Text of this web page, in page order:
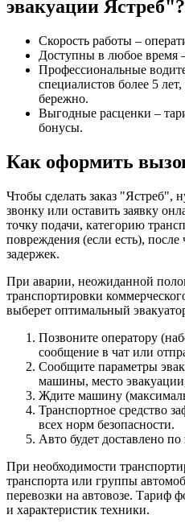
эвакуации Ястреб"?
Скорость работы –
Доступны в любое время
Профессиональные
специалистов более 5
бережно.
Выгодные расценки –
бонусы.
Как оформить
Чтобы сделать заказ "Ястреб",
звонку или оставить заявку
точку подачи, категорию
повреждения (если есть), после
задержек.
При аварии, неожиданной
транспортировки
выберет оптимальный
Позвоните оператору
сообщение в чат или
Сообщите параметры
машины, место
Ждите машину
Транспортное средство
всех норм безопасности.
Авто будет доставлено
При необходимости
транспорта или группы
перевозки на автовозе. Тариф
и характеристик техники.